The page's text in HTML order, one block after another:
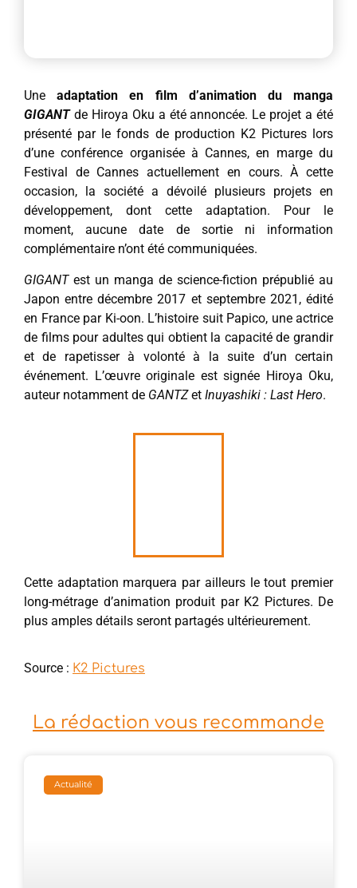
Uneadaptation en film d’animation du manga
GIGANTde Hiroya Oku a été annoncée. Le projet a été
présenté par le fonds de production K2 Pictures lors
d’une conférence organisée à Cannes, en marge du
Festival de Cannes actuellement en cours. À cette
occasion, la société a dévoilé plusieurs projets en
développement, dont cette adaptation. Pour le
moment, aucune date de sortie ni information
complémentaire n’ont été communiquées.
GIGANTest un manga de science-fiction prépublié au
Japon entre décembre 2017 et septembre 2021, édité
en France par Ki-oon. L’histoire suit Papico, une actrice
de films pour adultes qui obtient la capacité de grandir
et de rapetisser à volonté à la suite d’un certain
événement. L’œuvre originale est signée Hiroya Oku,
auteur notamment de GANTZet Inuyashiki : Last Hero.
Cette adaptation marquera par ailleurs le tout premier
long-métrage d’animation produit par K2 Pictures. De
plus amples détails seront partagés ultérieurement.
Source : K2 Pictures
La rédaction vous recommande
Actualité